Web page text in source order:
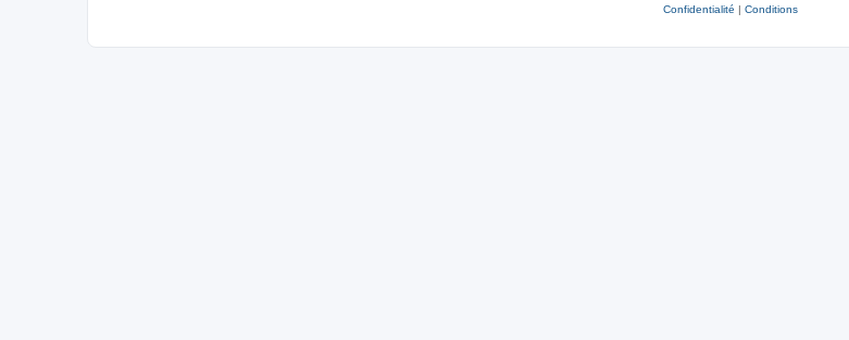
Confidentialité | Conditions